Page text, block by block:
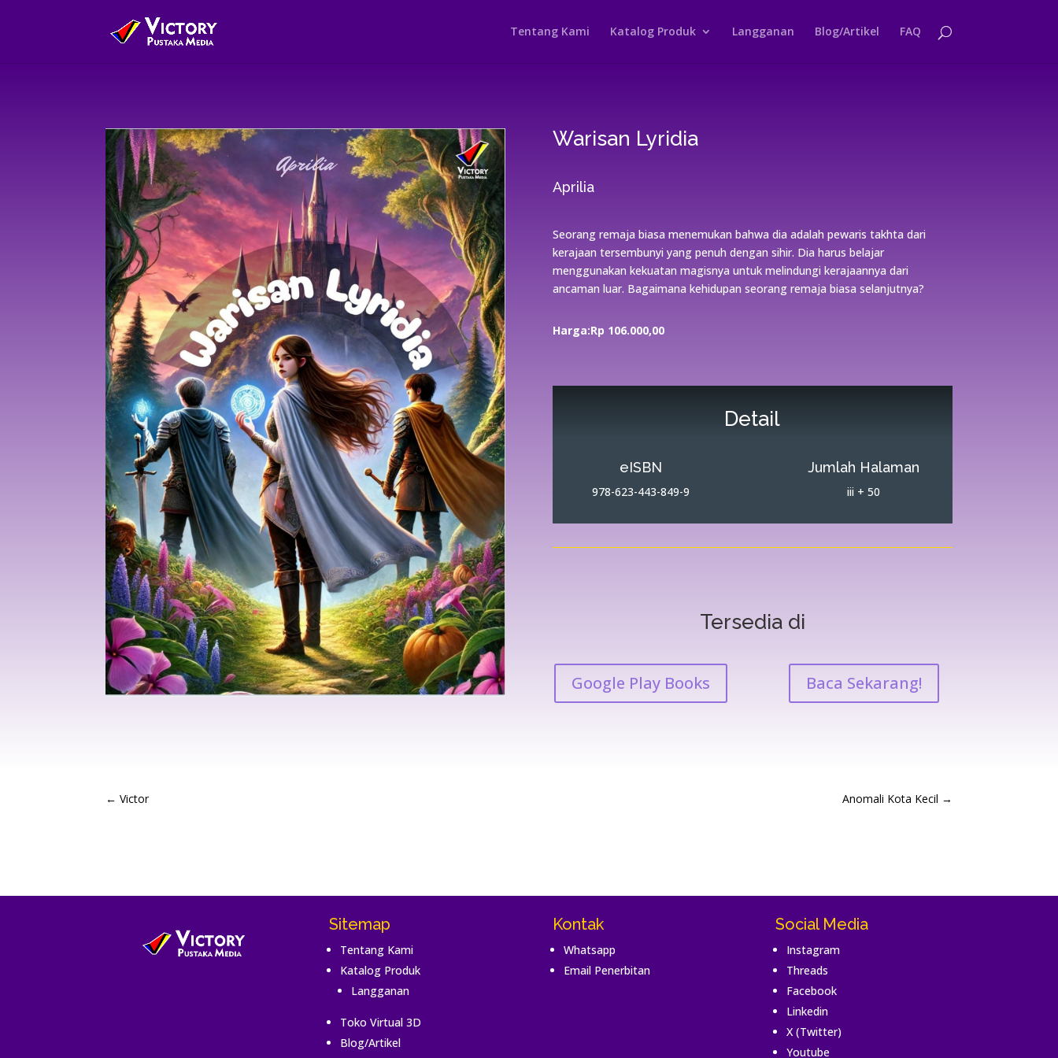
Tentang Kami Katalog Produk Langganan Blog/Artikel FAQ
Warisan Lyridia
Aprilia
Seorang remaja biasa menemukan bahwa dia adalah pewaris takhta dari
kerajaan tersembunyi yang penuh dengan sihir. Dia harus belajar
menggunakan kekuatan magisnya untuk melindungi kerajaannya dari
ancaman luar. Bagaimana kehidupan seorang remaja biasa selanjutnya?
Harga:Rp 106.000,00
Detail
eISBN
978-623-443-849-9
Jumlah Halaman
iii + 50
Tersedia di
Google Play Books Baca Sekarang!
←Victor Anomali Kota Kecil →
Sitemap
Tentang Kami
Katalog Produk
Langganan
Toko Virtual 3D
Blog/Artikel
Kontak
Whatsapp
Email Penerbitan
Social Media
Instagram
Threads
Facebook
Linkedin
X (Twitter)
Youtube